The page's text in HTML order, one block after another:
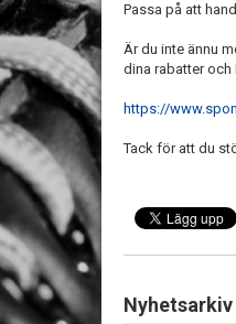
Passa på att
Är du inte ännu
dina rabatter och
https://
Tack för att du
Nyhetsarkiv